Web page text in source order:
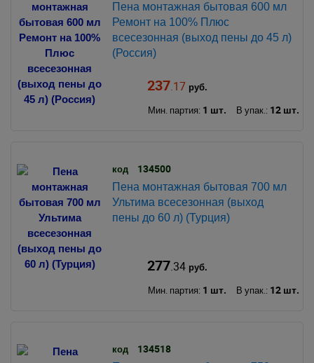
Пена монтажная бытовая 600 мл
Ремонт на 100% Плюс
всесезонная (выход пены до 45 л)
(Россия)
237.17 руб.
Мин. партия: 1 шт. В упак.: 12 шт.
код 134500
Пена монтажная бытовая 700 мл
Ультима всесезонная (выход
пены до 60 л) (Турция)
277.34руб.
Мин. партия: 1 шт. В упак.: 12 шт.
код 134518